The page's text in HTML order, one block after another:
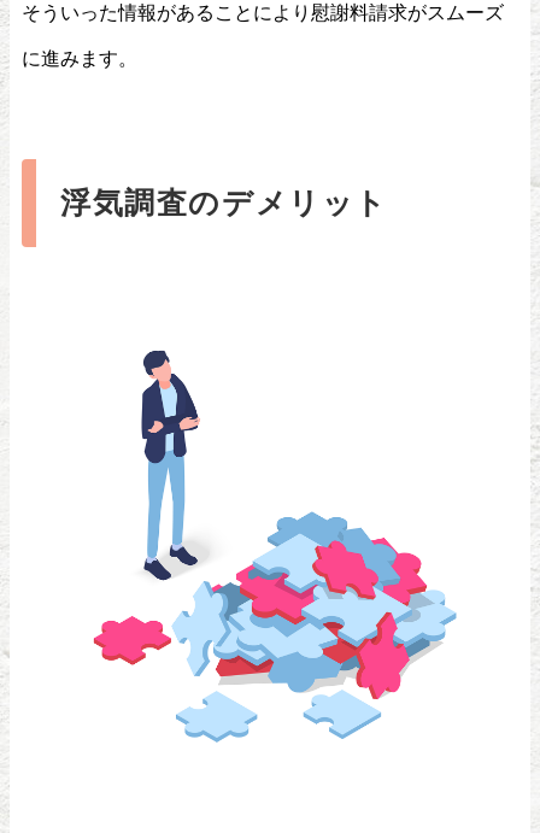
そういった情報があることにより慰謝料請求がスムーズ
に進みます。
浮気調査のデメリット